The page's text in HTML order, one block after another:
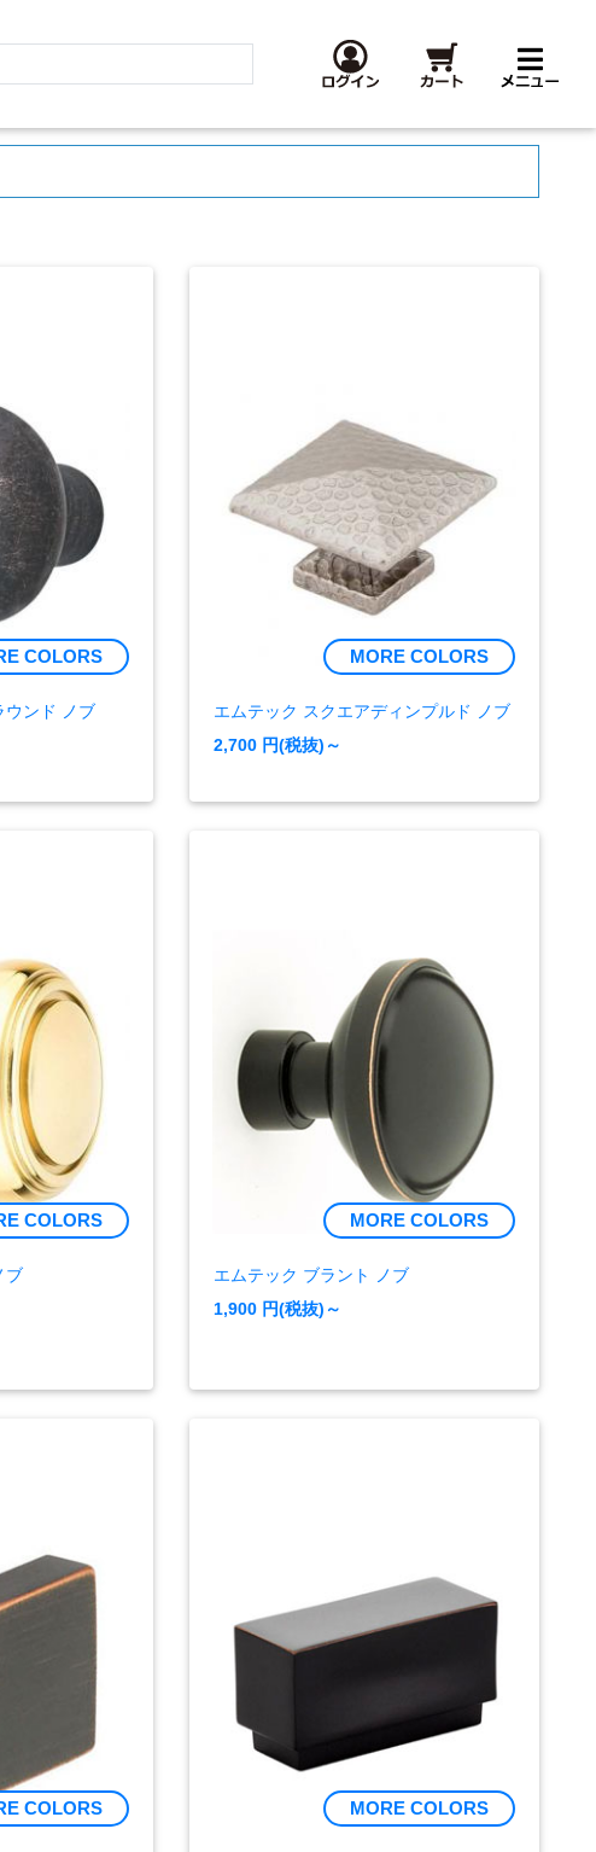
COLORS
ウンド ノブ
MORE COLORS
エムテック スクエアディンプルド ノブ
2,700 円(税抜)～
COLORS
ブ
MORE COLORS
エムテック ブラント ノブ
1,900 円(税抜)～
COLORS MORE COLORS